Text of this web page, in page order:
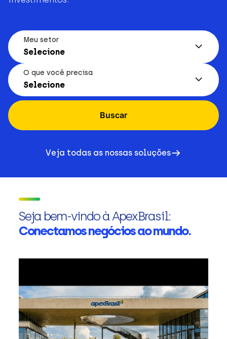
Meu setor
Selecione
O que você precisa
Selecione
Buscar
Veja todas as nossas soluções
Seja bem-vindo à ApexBrasil:
Conectamos negócios ao mundo.